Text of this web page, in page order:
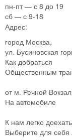
пн-пт — с 8 до 19
сб — с 9-18
Адрес:
город Москва,
ул. Бусиновская
Как добраться
Общественным
от м. Речной
На автомобиле
К нам легко
Выберите для